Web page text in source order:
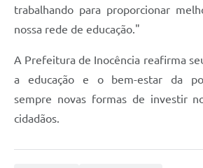
trabalhando para proporcionar
nossa rede de educação."
A Prefeitura de Inocência reafirma
a educação e o bem-estar da
sempre novas formas de investir
cidadãos.